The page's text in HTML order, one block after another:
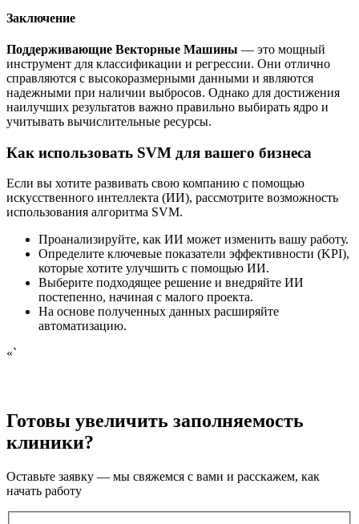
Заключение
Поддерживающие Векторные Машины — это мощный
инструмент для классификации и регрессии. Они отлично
справляются с высокоразмерными данными и являются
надежными при наличии выбросов. Однако для достижения
наилучших результатов важно правильно выбирать ядро и
учитывать вычислительные ресурсы.
Как использовать SVM для вашего бизнеса
Если вы хотите развивать свою компанию с помощью
искусственного интеллекта (ИИ), рассмотрите возможность
использования алгоритма SVM.
Проанализируйте, как ИИ может изменить вашу работу.
Определите ключевые показатели эффективности (KPI),
которые хотите улучшить с помощью ИИ.
Выберите подходящее решение и внедряйте ИИ
постепенно, начиная с малого проекта.
На основе полученных данных расширяйте
автоматизацию.
«`
Готовы увеличить заполняемость
клиники?
Оставьте заявку — мы свяжемся с вами и расскажем, как
начать работу